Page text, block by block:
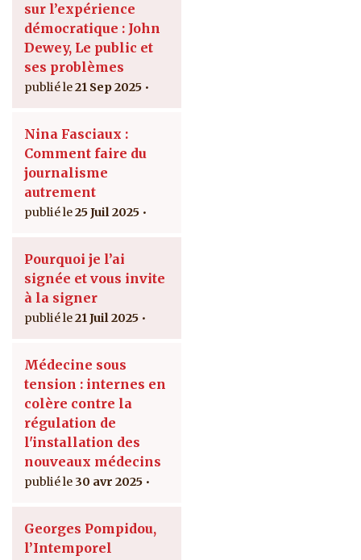
sur l’expérience
démocratique : John
Dewey, Le public et
ses problèmes
21 Sep 2025
Nina Fasciaux :
Comment faire du
journalisme
autrement
25 Juil 2025
Pourquoi je l’ai
signée et vous invite
à la signer
21 Juil 2025
Médecine sous
tension : internes en
colère contre la
régulation de
l'installation des
nouveaux médecins
30 avr 2025
Georges Pompidou,
l’Intemporel